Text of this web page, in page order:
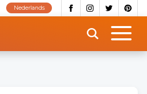
Nederlands